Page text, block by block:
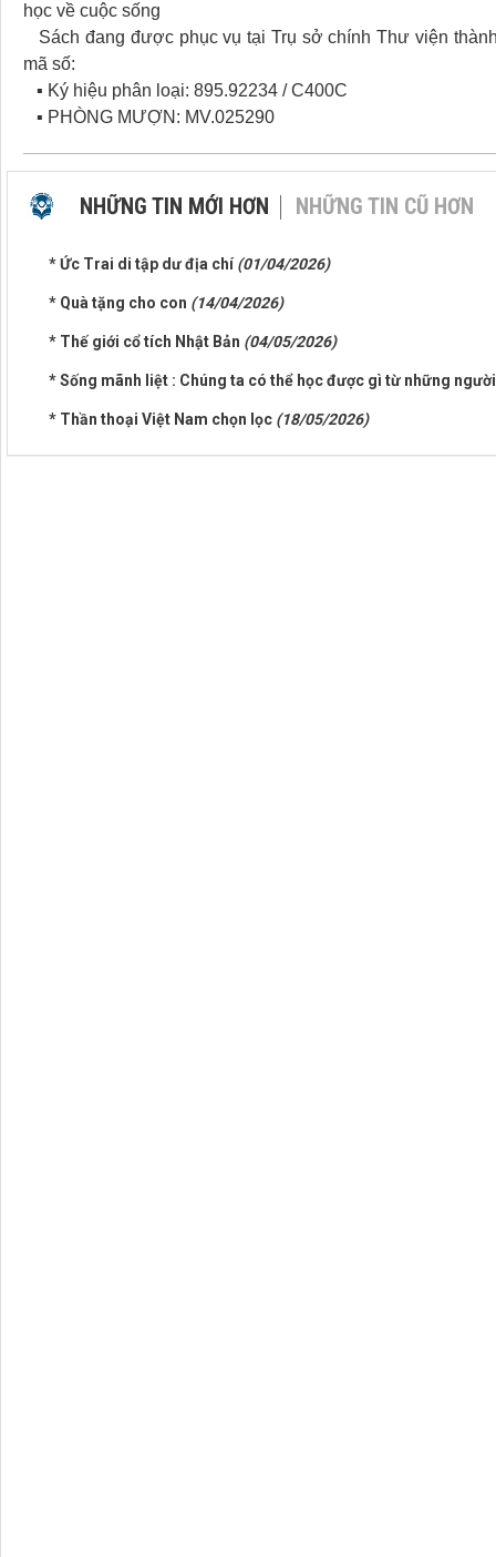
học về cuộc sống
Sách đang được phục vụ tại Trụ sở chính Thư viện
mã số:
▪ Ký hiệu phân loại: 895.92234 / C400C
▪ PHÒNG MƯỢN: MV.025290
NHỮNG TIN MỚI HƠN NHỮNG TIN CŨ HƠN
* Ức Trai di tập dư địa chí(01/04/2026)
* Quà tặng cho con (14/04/2026)
* Thế giới cổ tích Nhật Bản (04/05/2026)
* Sống mãnh liệt : Chúng ta có thể học được gì từ những
* Thần thoại Việt Nam chọn lọc (18/05/2026)